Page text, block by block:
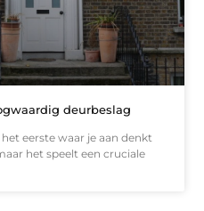
deurbeslag
eerste waar je aan denkt
het speelt een cruciale